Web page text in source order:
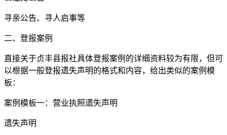
寻亲公告、寻人启事等
二、登报案例
直接关于贞丰县报社具体登报案例的详细资料较为有限，但可
以根据一般登报遗失声明的格式和内容，给出类似的案例模
板：
案例模板一：营业执照遗失声明
遗失声明